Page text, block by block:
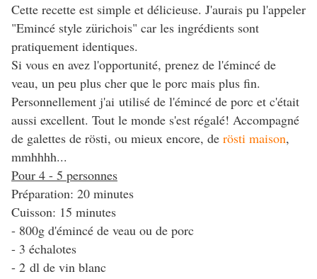
Cette recette est simple et délicieuse. J'aurais pu l'appeler
"Emincé style zürichois" car les ingrédients sont
pratiquement identiques.
Si vous en avez l'opportunité, prenez de l'émincé de
veau, un peu plus cher que le porc mais plus fin.
Personnellement j'ai utilisé de l'émincé de porc et c'était
aussi excellent. Tout le monde s'est régalé! Accompagné
de galettes de rösti, ou mieux encore, de rösti maison,
mmhhhh...
Pour 4 - 5 personnes
Préparation: 20 minutes
Cuisson: 15 minutes
- 800g d'émincé de veau ou de porc
- 3 échalotes
- 2 dl de vin blanc